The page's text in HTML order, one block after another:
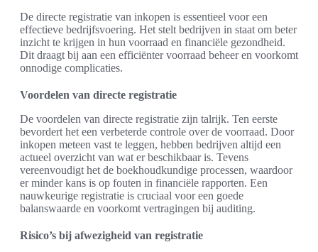
De directe registratie van inkopen is essentieel voor een
effectieve bedrijfsvoering. Het stelt bedrijven in staat om beter
inzicht te krijgen in hun voorraad en financiële gezondheid.
Dit draagt bij aan een efficiënter voorraad beheer en voorkomt
onnodige complicaties.
Voordelen van directe registratie
De voordelen van directe registratie zijn talrijk. Ten eerste
bevordert het een verbeterde controle over de voorraad. Door
inkopen meteen vast te leggen, hebben bedrijven altijd een
actueel overzicht van wat er beschikbaar is. Tevens
vereenvoudigt het de boekhoudkundige processen, waardoor
er minder kans is op fouten in financiële rapporten. Een
nauwkeurige registratie is cruciaal voor een goede
balanswaarde en voorkomt vertragingen bij auditing.
Risico’s bij afwezigheid van registratie